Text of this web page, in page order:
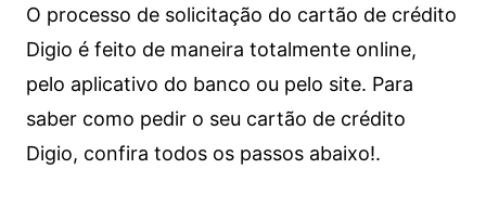
O processo de solicitação do cartão de crédito
Digio é feito de maneira totalmente online,
pelo aplicativo do banco ou pelo site. Para
saber como pedir o seu cartão de crédito
Digio, confira todos os passos abaixo!.